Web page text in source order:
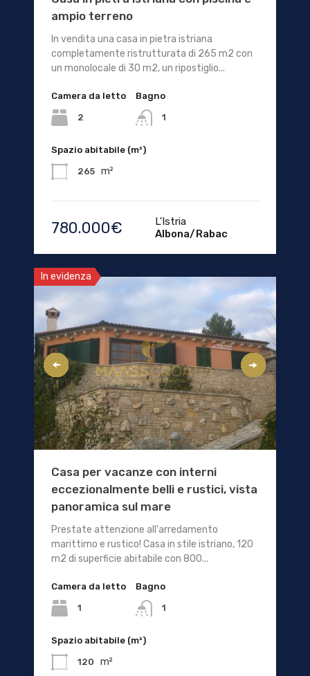
ampio terreno
In vendita una casa in pietra istriana
completamente ristrutturata di 265 m2 con
un monolocale di 30 m2, un ripostiglio...
Camera da letto
2
Bagno
1
Spazio abitabile (m²)
265 m²
780.000€
L'Istria
Albona/Rabac
In evidenza
Casa per vacanze con interni
eccezionalmente belli e rustici, vista
panoramica sul mare
Prestate attenzione all'arredamento
marittimo e rustico! Casa in stile istriano, 120
m2 di superficie abitabile con 800...
Camera da letto
1
Bagno
1
Spazio abitabile (m²)
120 m²